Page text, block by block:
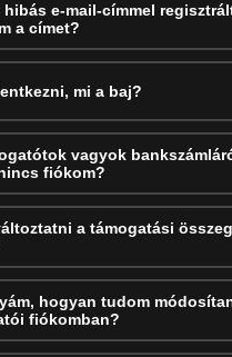
e-mail-címmel
a címet?
mi a baj?
vagyok
fiókom?
a támogatási
hogyan tudom
fiókomban?